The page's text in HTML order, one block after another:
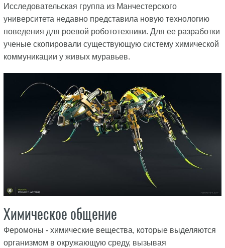
Исследовательская группа из Манчестерского
университета недавно представила новую технологию
поведения для роевой робототехники. Для ее разработки
ученые скопировали существующую систему химической
коммуникации у живых муравьев.
Химическое общение
Феромоны - химические вещества, которые выделяются
организмом в окружающую среду, вызывая